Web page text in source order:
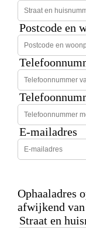
Postcode en
E-mailadres
Ophaaladres
afwijkend
Straat en